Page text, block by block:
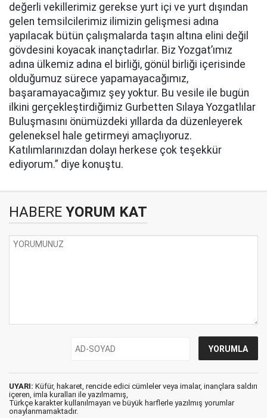
değerli vekillerimiz gerekse yurt içi ve yurt dışından
gelen temsilcilerimiz ilimizin gelişmesi adına
yapılacak bütün çalışmalarda taşın altına elini değil
gövdesini koyacak inançtadırlar. Biz Yozgat’ımız
adına ülkemiz adına el birliği, gönül birliği içerisinde
olduğumuz sürece yapamayacağımız,
başaramayacağımız şey yoktur. Bu vesile ile bugün
ilkini gerçekleştirdiğimiz Gurbetten Sılaya Yozgatlılar
Buluşmasını önümüzdeki yıllarda da düzenleyerek
geleneksel hale getirmeyi amaçlıyoruz.
Katılımlarınızdan dolayı herkese çok teşekkür
ediyorum.” diye konuştu.
HABERE YORUM KAT
UYARI: Küfür, hakaret, rencide edici cümleler veya imalar, inançlara saldırı
içeren, imla kuralları ile yazılmamış,
Türkçe karakter kullanılmayan ve büyük harflerle yazılmış yorumlar
onaylanmamaktadır.